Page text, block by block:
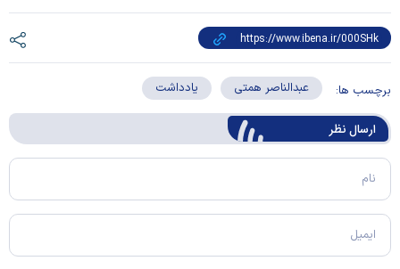
برچسب ها: عبدالناصر همتی یادداشت
ارسال‌ نظر